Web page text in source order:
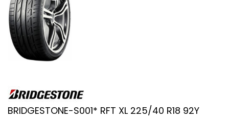
BRIDGESTONE-S001* RFT XL 225/40 R18 92Y